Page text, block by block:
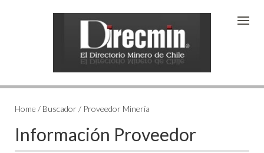
Home / Buscador / Proveedor Minería
Información Proveedor